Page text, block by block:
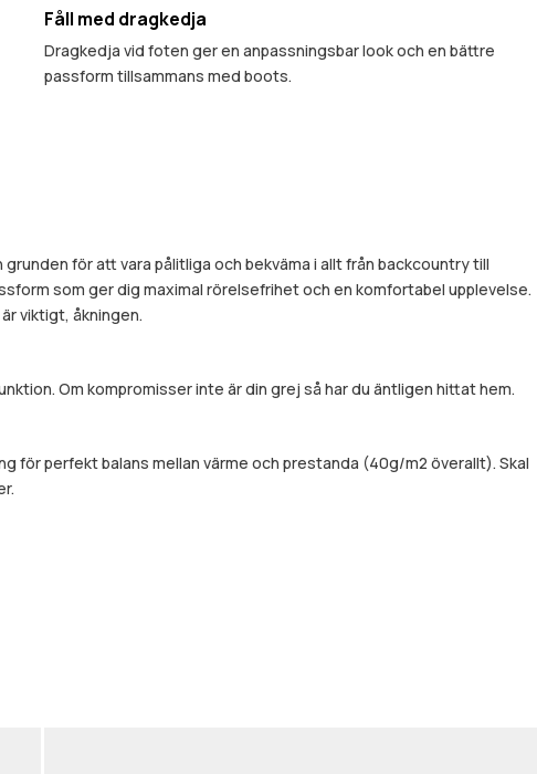
Fåll med dragkedja
Dragkedja vid foten ger en anpassningsbar look och en bättre
passform tillsammans med boots.
för att vara pålitliga och bekväma i allt från backcountry till
som ger dig maximal rörelsefrihet och en komfortabel upplevelse.
viktigt, åkningen.
Om kompromisser inte är din grej så har du äntligen hittat hem.
för perfekt balans mellan värme och prestanda (40g/m2 överallt). Skal